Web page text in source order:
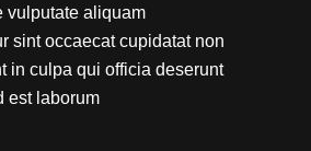
vulputate aliquam
sint occaecat cupidatat non
in culpa qui officia deserunt
est laborum